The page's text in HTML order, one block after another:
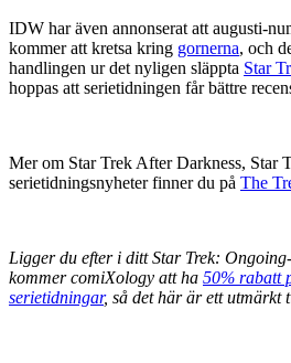
IDW har även annonserat att augusti-
kommer att kretsa kring gornerna, och
handlingen ur det nyligen släppta Star
hoppas att serietidningen får bättre
Mer om Star Trek After Darkness, Star
serietidningsnyheter finner du på The
Ligger du efter i ditt Star Trek:
kommer comiXology att ha 50% rabatt
serietidningar, så det här är ett utmärkt